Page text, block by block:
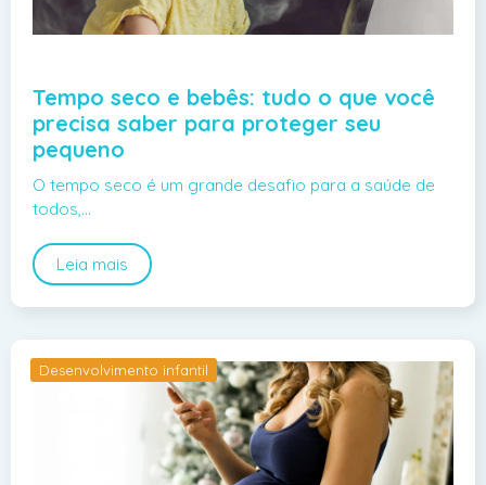
Tempo seco e bebês: tudo o que você
precisa saber para proteger seu
pequeno
O tempo seco é um grande desafio para a saúde de
todos,…
Leia mais
Desenvolvimento infantil